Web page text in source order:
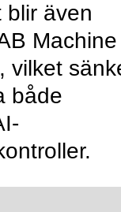
blir även
Machine
vilket
både